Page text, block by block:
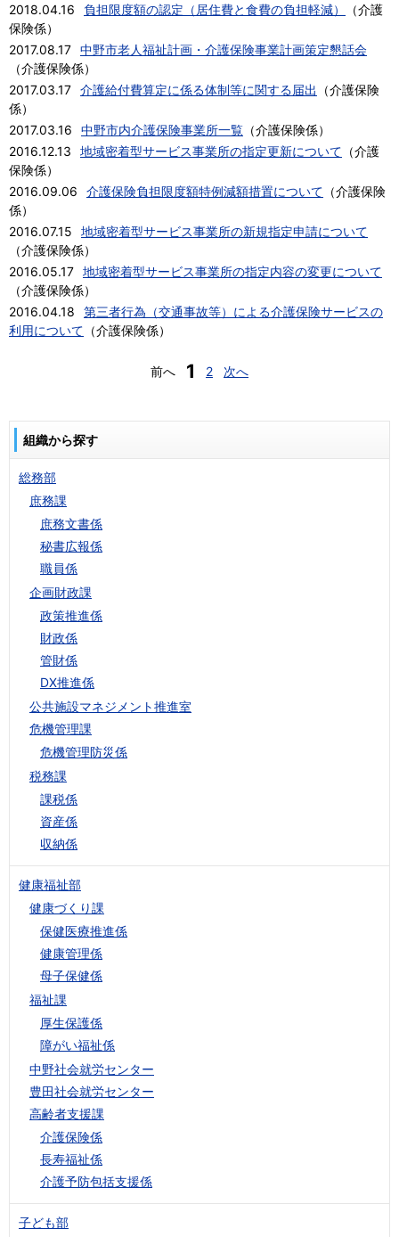
2018.04.16
負担限度額の認定（居住費と食費の負担軽減） （介護
保険係）
2017.08.17 中野市老人福祉計画・介護保険事業計画策定懇話会
（介護保険係）
2017.03.17 介護給付費算定に係る体制等に関する届出 （介護保険
係）
2017.03.16
中野市内介護保険事業所一覧 （介護保険係）
2016.12.13
地域密着型サービス事業所の指定更新について （介護
保険係）
2016.09.06
介護保険負担限度額特例減額措置について （介護保険
係）
2016.07.15
地域密着型サービス事業所の新規指定申請について
（介護保険係）
2016.05.17 地域密着型サービス事業所の指定内容の変更について
（介護保険係）
2016.04.18
第三者行為（交通事故等）による介護保険サービスの
利用について （介護保険係）
前へ 1 2 次へ
組織から探す
総務部
庶務課
庶務文書係
秘書広報係
職員係
企画財政課
政策推進係
財政係
管財係
DX推進係
公共施設マネジメント推進室
危機管理課
危機管理防災係
税務課
課税係
資産係
収納係
健康福祉部
健康づくり課
保健医療推進係
健康管理係
母子保健係
福祉課
厚生保護係
障がい福祉係
中野社会就労センター
豊田社会就労センター
高齢者支援課
介護保険係
長寿福祉係
介護予防包括支援係
子ども部